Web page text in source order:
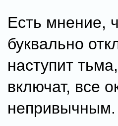
Есть мнение,
буквально
наступит
включат, все
непривычным.